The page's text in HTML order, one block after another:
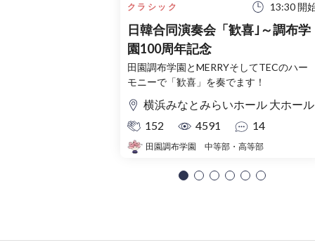
クラシック 13:30 開
日韓合同演奏会「歓喜｣～調布学
園100周年記念
田園調布学園とMERRYそしてTECのハー
モニーで「歓喜」を奏でます！
横浜みなとみらいホール 大ホール
152
4591 14
田園調布学園 中等部・高等部